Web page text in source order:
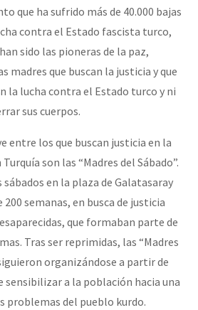
que ha sufrido más de 40.000 bajas
contra el Estado fascista turco,
han sido las pioneras de la paz,
madres que buscan la justicia y que
la lucha contra el Estado turco y ni
sus cuerpos.
entre los que buscan justicia en la
son las “Madres del Sábado”.
en la plaza de Galatasaray
200 semanas, en busca de justicia
que formaban parte de
Tras ser reprimidas, las “Madres
organizándose a partir de
sensibilizar a la población hacia una
problemas del pueblo kurdo.